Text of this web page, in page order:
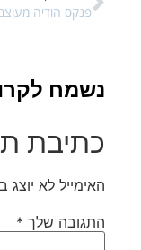
פנקס הודיה
נשמח
כתיבת
האימייל לא יוצג
התגובה שלך *